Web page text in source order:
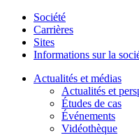
Société
Carrières
Sites
Informations sur la
Actualités et médias
Actualités et
Études de cas
Événements
Vidéothèque